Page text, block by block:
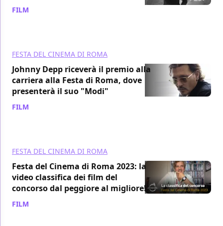
FILM
FESTA DEL CINEMA DI ROMA
Johnny Depp riceverà il premio alla
carriera alla Festa di Roma, dove
presenterà il suo "Modi"
FILM
FESTA DEL CINEMA DI ROMA
Festa del Cinema di Roma 2023: la
video classifica dei film del
concorso dal peggiore al migliore!
FILM